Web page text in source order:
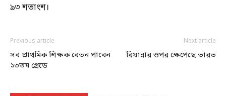
৯৩ শতাংশ।
Previous article
সব প্রাথমিক শিক্ষক বেতন পাবেন
১৩তম গ্রেডে
Next article
রিয়ান্নার ওপর ক্ষেপেছে ভারত